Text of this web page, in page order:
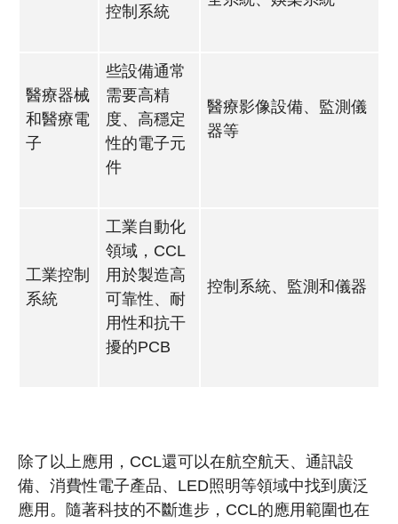
控制系統
醫療器械
和醫療電
子
些設備通常
需要高精
度、高穩定
性的電子元
件
醫療影像設備、監測儀
器等
工業控制
系統
工業自動化
領域，CCL
用於製造高
可靠性、耐
用性和抗干
擾的PCB
控制系統、監測和儀器
除了以上應用，CCL還可以在航空航天、通訊設
備、消費性電子產品、LED照明等領域中找到廣泛
應用。隨著科技的不斷進步，CCL的應用範圍也在